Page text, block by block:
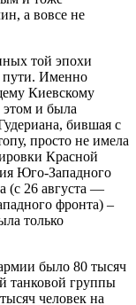
а вовсе не
той эпохи
пути. Именно
Киевскому
и была
бившая с
просто не имела
Красной
Юго-Западного
(с 26 августа —
фронта) –
только
было 80 тысяч
танковой группы
человек на